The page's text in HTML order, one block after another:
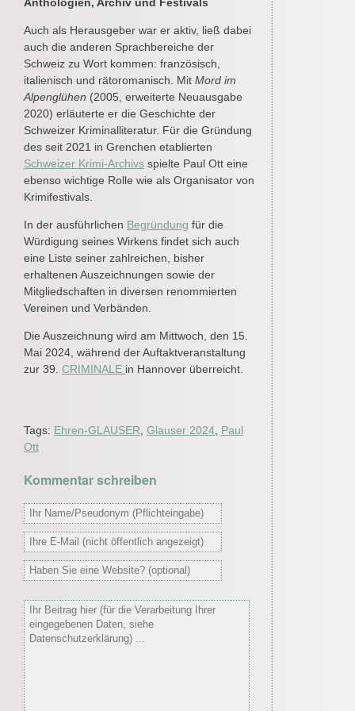
Auch als Herausgeber war er aktiv, ließ dabei
auch die anderen Sprachbereiche der
Schweiz zu Wort kommen: französisch,
italienisch und rätoromanisch. Mit Mord im
Alpenglühen (2005, erweiterte Neuausgabe
2020) erläuterte er die Geschichte der
Schweizer Kriminalliteratur. Für die Gründung
des seit 2021 in Grenchen etablierten
Schweizer Krimi-Archivs spielte Paul Ott eine
ebenso wichtige Rolle wie als Organisator von
Krimifestivals.
In der ausführlichen Begründung für die
Würdigung seines Wirkens findet sich auch
eine Liste seiner zahlreichen, bisher
erhaltenen Auszeichnungen sowie der
Mitgliedschaften in diversen renommierten
Vereinen und Verbänden.
Die Auszeichnung wird am Mittwoch, den 15.
Mai 2024, während der Auftaktveranstaltung
zur 39. CRIMINALE in Hannover überreicht.
Tags: Ehren-GLAUSER Glauser 2024 Paul
Ott
Kommentar schreiben